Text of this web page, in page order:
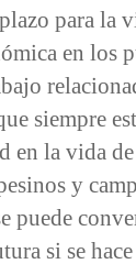
para la
en los
siempre
en la vida
y
puede
si se